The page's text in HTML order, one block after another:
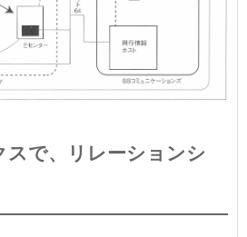
スで、リレーションシ